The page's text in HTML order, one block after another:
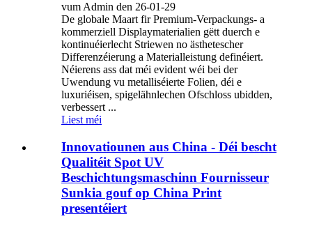
vum Admin den 26-01-29
De globale Maart fir Premium-Verpackungs- a
kommerziell Displaymaterialien gëtt duerch e
kontinuéierlecht Striewen no ästhetescher
Differenzéierung a Materialleistung definéiert.
Néierens ass dat méi evident wéi bei der
Uwendung vu metalliséierte Folien, déi e
luxuriéisen, spigelähnlechen Ofschloss ubidden,
verbessert ...
Liest méi
Innovatiounen aus China - Déi bescht
Qualitéit Spot UV
Beschichtungsmaschinn Fournisseur
Sunkia gouf op China Print
presentéiert